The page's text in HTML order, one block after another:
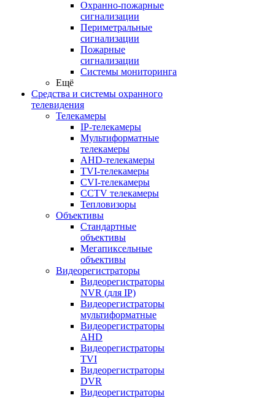
Охранно-пожарные
сигнализации
Периметральные
сигнализации
Пожарные
сигнализации
Системы мониторинга
Ещё
Средства и системы охранного
телевидения
Телекамеры
IP-телекамеры
Мультиформатные
телекамеры
AHD-телекамеры
TVI-телекамеры
CVI-телекамеры
CCTV телекамеры
Тепловизоры
Объективы
Стандартные
объективы
Мегапиксельные
объективы
Видеорегистраторы
Видеорегистраторы
NVR (для IP)
Видеорегистраторы
мультиформатные
Видеорегистраторы
AHD
Видеорегистраторы
TVI
Видеорегистраторы
DVR
Видеорегистраторы